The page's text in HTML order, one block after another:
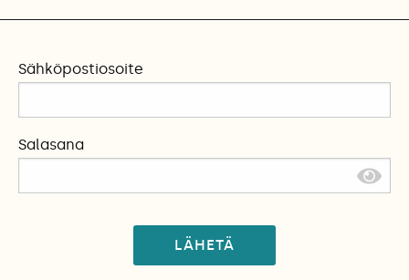
Sähköpostiosoite
Salasana
LÄHETÄ